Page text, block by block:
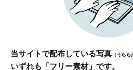
当サイトで配布している写真 （うら
いずれも「フリー素材」です。